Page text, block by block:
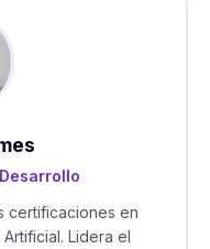
certificaciones en
Lidera el